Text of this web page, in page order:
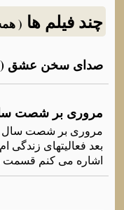
چند فیلم ها (
صدای سخن عشق
مروری بر شصت
مروری بر شصت سال
بعد فعالیتهای
اشاره می کنم